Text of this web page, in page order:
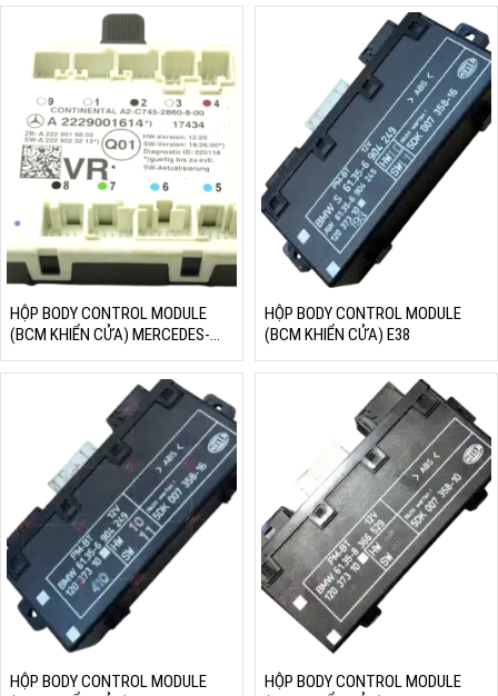
HỘP BODY CONTROL MODULE
(BCM KHIỂN CỬA) MERCEDES-
BENZ W222
HỘP BODY CONTROL MODULE
(BCM KHIỂN CỬA) E38
HỘP BODY CONTROL MODULE
HỘP BODY CONTROL MODULE